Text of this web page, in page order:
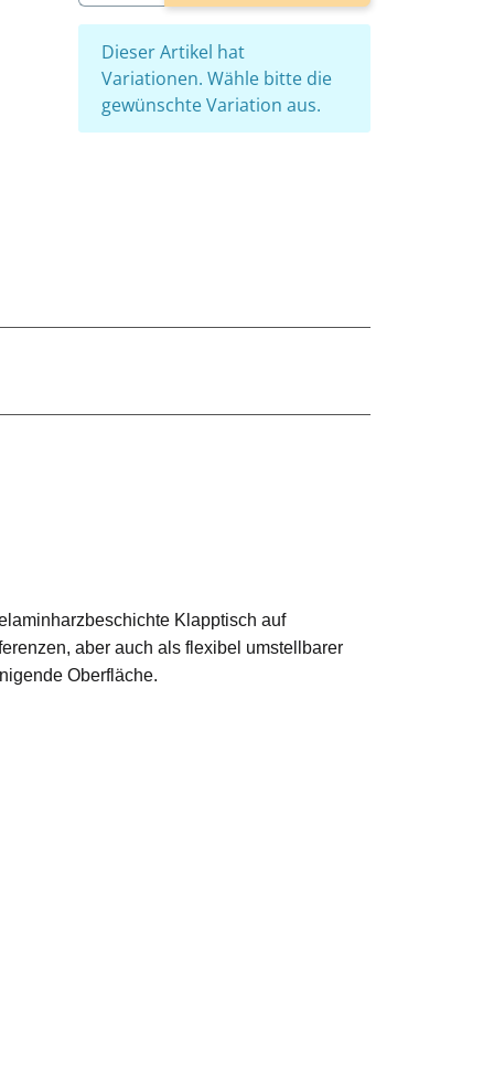
x
Dieser Artikel hat
Variationen. Wähle bitte die
gewünschte Variation aus.
Klapptisch auf
aber auch als flexibel umstellbarer
Oberfläche.